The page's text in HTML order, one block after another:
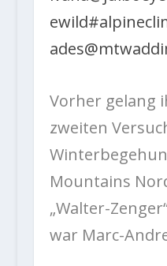
ewild
ades
Vorher gelang
zweiten
Mountains
„Walter-
war Marc-